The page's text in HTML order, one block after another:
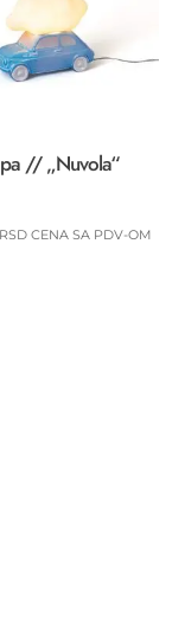
// „Nuvola“
RSD CENA SA PDV-OM